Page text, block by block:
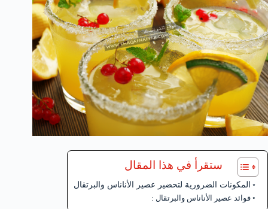
ستقرأ في هذا المقال
المكونات الضرورية لتحضير عصير الأناناس والبرتقال
فوائد عصير الأناناس والبرتقال :